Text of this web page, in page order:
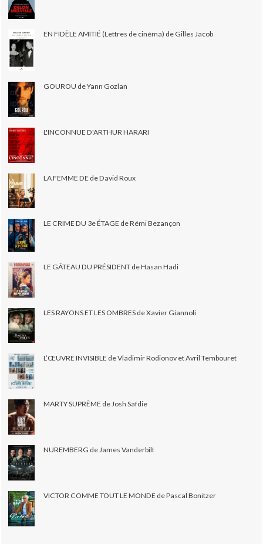
EN FIDÈLE AMITIÉ (Lettres de cinéma) de Gilles Jacob
GOUROU de Yann Gozlan
L'INCONNUE D'ARTHUR HARARI
LA FEMME DE de David Roux
LE CRIME DU 3e ÉTAGE de Rémi Bezançon
LE GÂTEAU DU PRÉSIDENT de Hasan Hadi
LES RAYONS ET LES OMBRES de Xavier Giannoli
L’ŒUVRE INVISIBLE de Vladimir Rodionov et Avril Tembouret
MARTY SUPRÊME de Josh Safdie
NUREMBERG de James Vanderbilt
VICTOR COMME TOUT LE MONDE de Pascal Bonitzer